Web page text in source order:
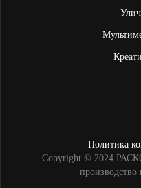
Copyright © 2024
производство
Политика